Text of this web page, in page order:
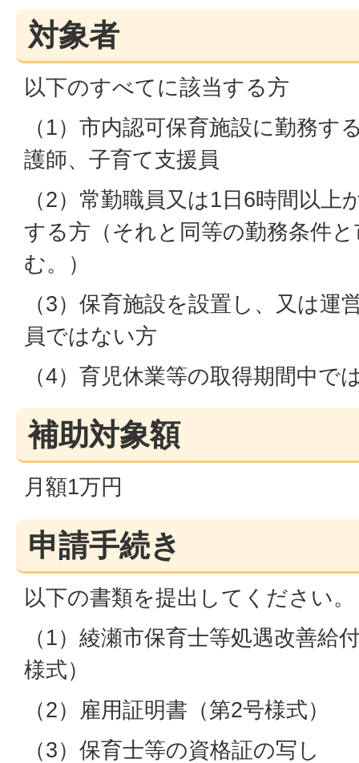
対象者
以下のすべてに該当する方
（1）市内認可保育施設に勤務す
護師、子育て支援員
（2）常勤職員又は1日6時間以上
する方（それと同等の勤務条件
む。）
（3）保育施設を設置し、又は運
員ではない方
（4）育児休業等の取得期間中で
補助対象額
月額1万円
申請手続き
以下の書類を提出してください。
（1）綾瀬市保育士等処遇改善給
様式）
（2）雇用証明書（第2号様式）
（3）保育士等の資格証の写し